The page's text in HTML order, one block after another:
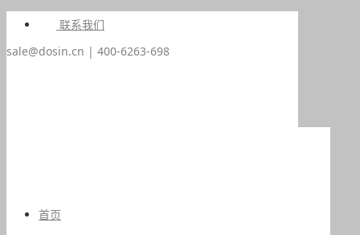
联系我们
sale@dosin.cn | 400-6263-698
首页